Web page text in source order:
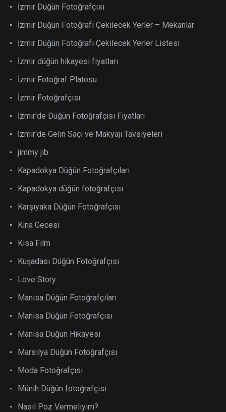
İzmir Düğün Fotoğrafçısı
İzmir Düğün Fotoğrafı Çekilecek Yerler – Mekanlar
İzmir Düğün Fotoğrafı Çekilecek Yerler Listesi
İzmir düğün hikayesi fiyatları
İzmir Fotoğraf Platosu
İzmir Fotoğrafçısı
İzmir'de Düğün Fotoğrafçısı Fiyatları
İzmir'de Gelin Saçı ve Makyajı Tavsiyeleri
jimmy jib
Kapadokya Düğün Fotoğrafçıları
Kapadokya düğün fotoğrafçısı
Karşıyaka Düğün Fotoğrafçısı
Kına Gecesi
Kısa Film
Kuşadası Düğün Fotoğrafçısı
Love Story
Manisa Düğün Fotoğrafçıları
Manisa Düğün Fotoğrafçısı
Manisa Düğün Hikayesi
Marsilya Düğün Fotoğrafçısı
Moda Fotoğrafçısı
Münih Düğün fotoğrafçısı
Nasıl Poz Vermeliyim?